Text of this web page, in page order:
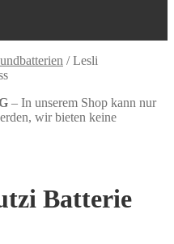
/Lesli
– In unserem Shop kann nur
wir bieten keine
Batterie